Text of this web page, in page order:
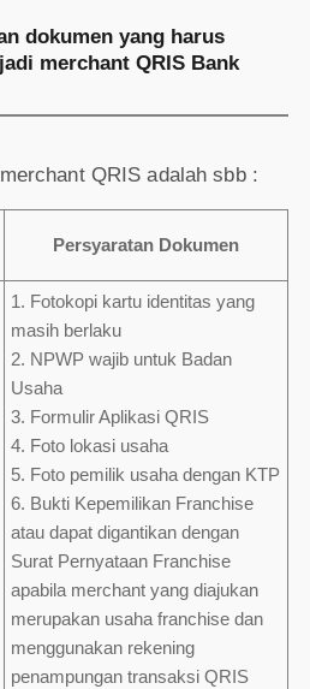
dokumen yang harus
merchant QRIS Bank
QRIS adalah sbb :
Persyaratan Dokumen
1. Fotokopi kartu identitas yang
masih berlaku
2. NPWP wajib untuk Badan
Usaha
3. Formulir Aplikasi QRIS
4. Foto lokasi usaha
5. Foto pemilik usaha dengan KTP
6. Bukti Kepemilikan Franchise
atau dapat digantikan dengan
Surat Pernyataan Franchise
apabila merchant yang diajukan
merupakan usaha franchise dan
menggunakan rekening
penampungan transaksi QRIS